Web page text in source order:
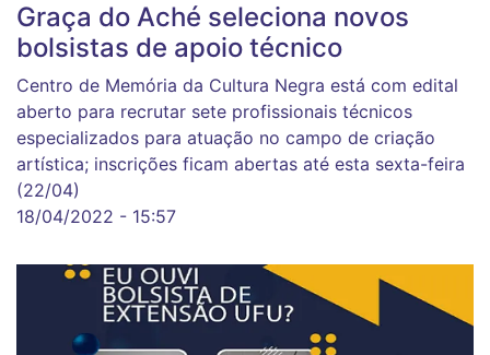
Graça do Aché seleciona novos
bolsistas de apoio técnico
Centro de Memória da Cultura Negra está com edital
aberto para recrutar sete profissionais técnicos
especializados para atuação no campo de criação
artística; inscrições ficam abertas até esta sexta-feira
(22/04)
18/04/2022 - 15:57